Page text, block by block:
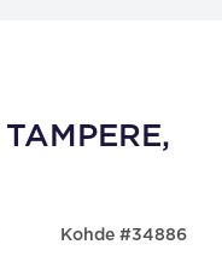
Kohde #34886